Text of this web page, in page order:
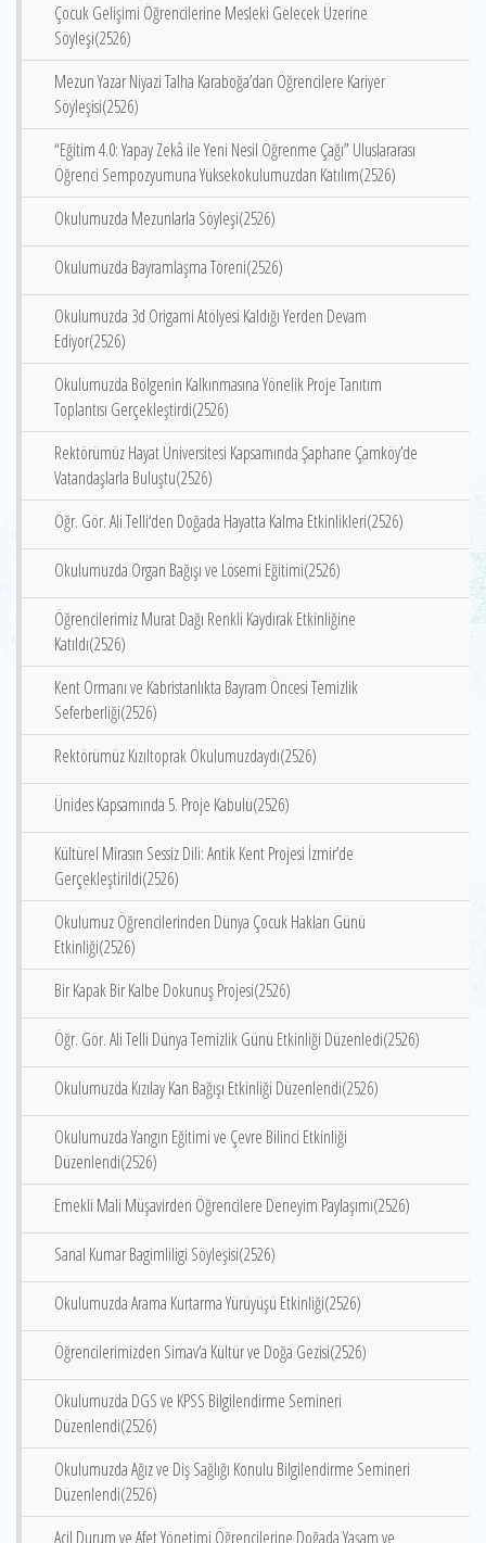
Çocuk Gelişimi Öğrencilerine Mesleki Gelecek Üzerine
Söyleşi(2526)
Mezun Yazar Niyazi Talha Karaboğa’dan Öğrencilere Kariyer
Söyleşisi(2526)
“Eğitim 4.0: Yapay Zekâ ile Yeni Nesil Öğrenme Çağı” Uluslararası
Öğrenci Sempozyumuna Yüksekokulumuzdan Katılım(2526)
Okulumuzda Mezunlarla Söyleşi(2526)
Okulumuzda Bayramlaşma Töreni(2526)
Okulumuzda 3d Origami Atölyesi Kaldığı Yerden Devam
Ediyor(2526)
Okulumuzda Bölgenin Kalkınmasına Yönelik Proje Tanıtım
Toplantısı Gerçekleştirdi(2526)
Rektörümüz Hayat Üniversitesi Kapsamında Şaphane Çamköy’de
Vatandaşlarla Buluştu(2526)
Öğr. Gör. Ali Telli‘den Doğada Hayatta Kalma Etkinlikleri(2526)
Okulumuzda Organ Bağışı ve Lösemi Eğitimi(2526)
Öğrencilerimiz Murat Dağı Renkli Kaydırak Etkinliğine
Katıldı(2526)
Kent Ormanı ve Kabristanlıkta Bayram Öncesi Temizlik
Seferberliği(2526)
Rektörümüz Kızıltoprak Okulumuzdaydı(2526)
Ünides Kapsamında 5. Proje Kabulü(2526)
Kültürel Mirasın Sessiz Dili: Antik Kent Projesi İzmir’de
Gerçekleştirildi(2526)
Okulumuz Öğrencilerinden Dünya Çocuk Hakları Günü
Etkinliği(2526)
Bir Kapak Bir Kalbe Dokunuş Projesi(2526)
Öğr. Gör. Ali Telli Dünya Temizlik Günü Etkinliği Düzenledi(2526)
Okulumuzda Kızılay Kan Bağışı Etkinliği Düzenlendi(2526)
Okulumuzda Yangın Eğitimi ve Çevre Bilinci Etkinliği
Düzenlendi(2526)
Emekli Mali Müşavirden Öğrencilere Deneyim Paylaşımı(2526)
Sanal Kumar Bagimliligi Söyleşisi(2526)
Okulumuzda Arama Kurtarma Yürüyüşü Etkinliği(2526)
Öğrencilerimizden Simav’a Kültür ve Doğa Gezisi(2526)
Okulumuzda DGS ve KPSS Bilgilendirme Semineri
Düzenlendi(2526)
Okulumuzda Ağız ve Diş Sağlığı Konulu Bilgilendirme Semineri
Düzenlendi(2526)
Acil Durum ve Afet Yönetimi Öğrencilerine Doğada Yaşam ve